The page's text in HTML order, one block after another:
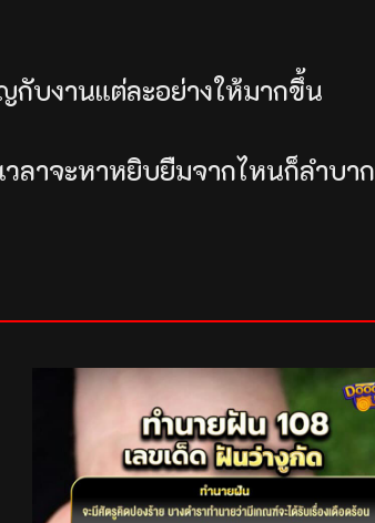
กับงานแต่ละอย่างให้มากขึ้น
วลาจะหาหยิบยืมจากไหนก็ลำบาก